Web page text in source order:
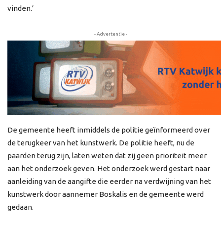
vinden.’
- Advertentie -
De gemeente heeft inmiddels de politie geïnformeerd over
de terugkeer van het kunstwerk. De politie heeft, nu de
paarden terug zijn, laten weten dat zij geen prioriteit meer
aan het onderzoek geven. Het onderzoek werd gestart naar
aanleiding van de aangifte die eerder na verdwijning van het
kunstwerk door aannemer Boskalis en de gemeente werd
gedaan.